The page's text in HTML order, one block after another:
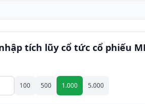
tích lũy cổ tức cổ phiếu
100 500 1.000 5.000